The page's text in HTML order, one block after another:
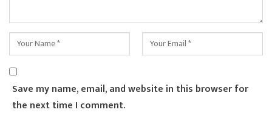
Save my name, email, and website in this browser for
the next time I comment.